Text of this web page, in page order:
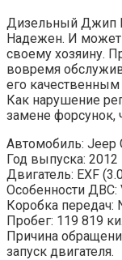
Дизельный Джип
Надежен. И может
своему хозяину.
вовремя
его
Как нарушение
замене форсунок,
Автомобиль: Jeep
Год выпуска: 2012
Двигатель: EXF
Особенности ДВС:
Коробка передач:
Пробег: 119 819
Причина
запуск двигателя.